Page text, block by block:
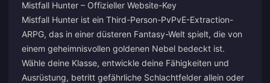
Mistfall Hunter – Offizieller Website-Key
Mistfall Hunter ist ein Third-Person-PvPvE-Extraction-
ARPG, das in einer düsteren Fantasy-Welt spielt, die von
einem geheimnisvollen goldenen Nebel bedeckt ist.
Wähle deine Klasse, entwickle deine Fähigkeiten und
Ausrüstung, betritt gefährliche Schlachtfelder allein oder